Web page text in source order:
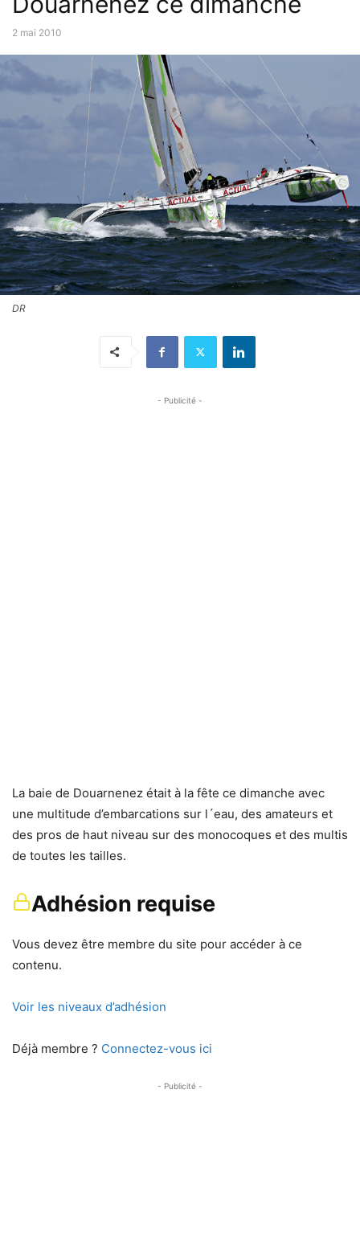
2 mai 2010
DR
- Publicité -
La baie de Douarnenez était à la fête ce dimanche avec
une multitude d’embarcations sur l´eau, des amateurs et
des pros de haut niveau sur des monocoques et des multis
de toutes les tailles.
Adhésion requise
Vous devez être membre du site pour accéder à ce
contenu.
Voir les niveaux d’adhésion
Déjà membre ? Connectez-vous ici
- Publicité -